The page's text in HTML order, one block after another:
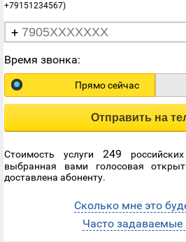
+79151234567)
+
Время звонка:
Прямо сейчас
Отправить на
Стоимость услуги 249
выбранная вами голосовая
доставлена абоненту.
Сколько мне это
Часто задаваемые